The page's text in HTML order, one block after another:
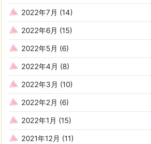
2022年7月 (14)
2022年6月 (15)
2022年5月 (6)
2022年4月 (8)
2022年3月 (10)
2022年2月 (6)
2022年1月 (15)
2021年12月 (11)